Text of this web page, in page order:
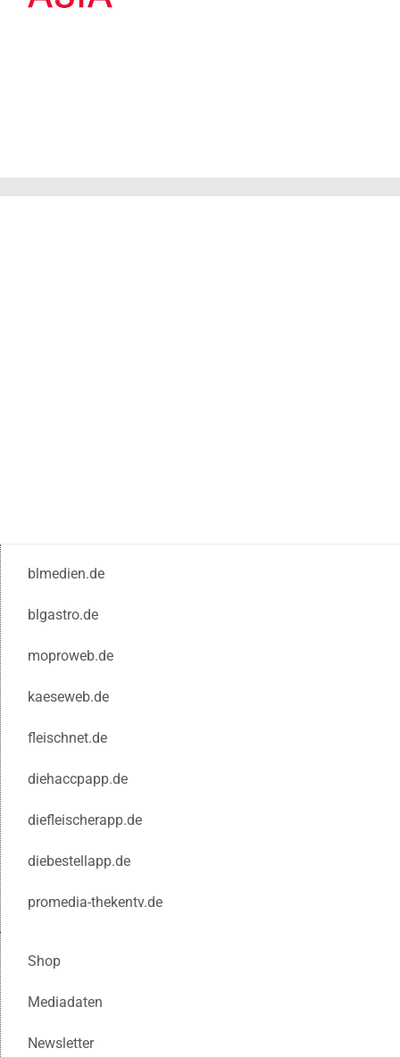
blmedien.de
blgastro.de
moproweb.de
kaeseweb.de
fleischnet.de
diehaccpapp.de
diefleischerapp.de
diebestellapp.de
promedia-thekentv.de
Shop
Mediadaten
Newsletter